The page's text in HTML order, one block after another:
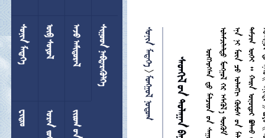
 

       

 